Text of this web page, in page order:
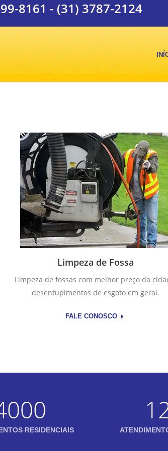
8161 - (31) 3787-2124
Limpeza de Fossa
Limpeza de fossas com melhor preço da
desentupimentos de esgoto em geral.
FALE CONOSCO
RESIDENCIAIS